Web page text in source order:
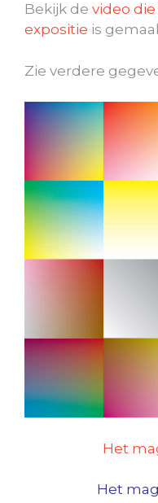
Bekijk de video
expositie is
Zie verdere
Het
Het